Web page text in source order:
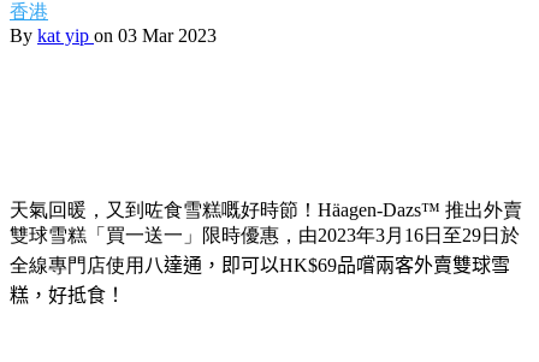
香港
By kat yip on 03 Mar 2023
天氣回暖，又到咗食雪糕嘅好時節！Häagen-Dazs™ 推出外賣
雙球雪糕「買一送一」限時優惠，由2023年3月 16日至29日於
全線專門店使用 八達通，即可以HK$69品嚐兩客外賣雙球雪
糕，好抵食！